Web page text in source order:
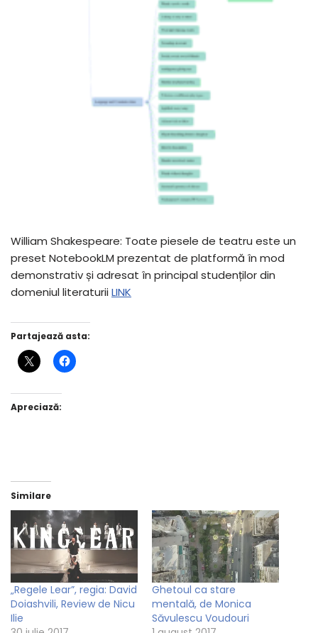
William Shakespeare: Toate piesele de teatru este un
preset NotebookLM prezentat de platformă în mod
demonstrativ și adresat în principal studenților din
domeniul literaturiiLINK
Partajează asta:
Apreciază:
Similare
„Regele Lear”, regia: David
Doiashvili, Review de Nicu
Ilie
Ghetoul ca stare
mentală, de Monica
Săvulescu Voudouri